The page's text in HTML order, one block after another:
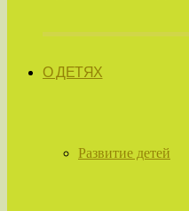
О ДЕТЯХ
Развитие детей